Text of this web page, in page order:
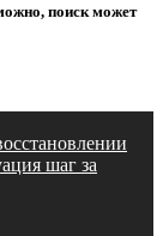
поиск может
шаг за